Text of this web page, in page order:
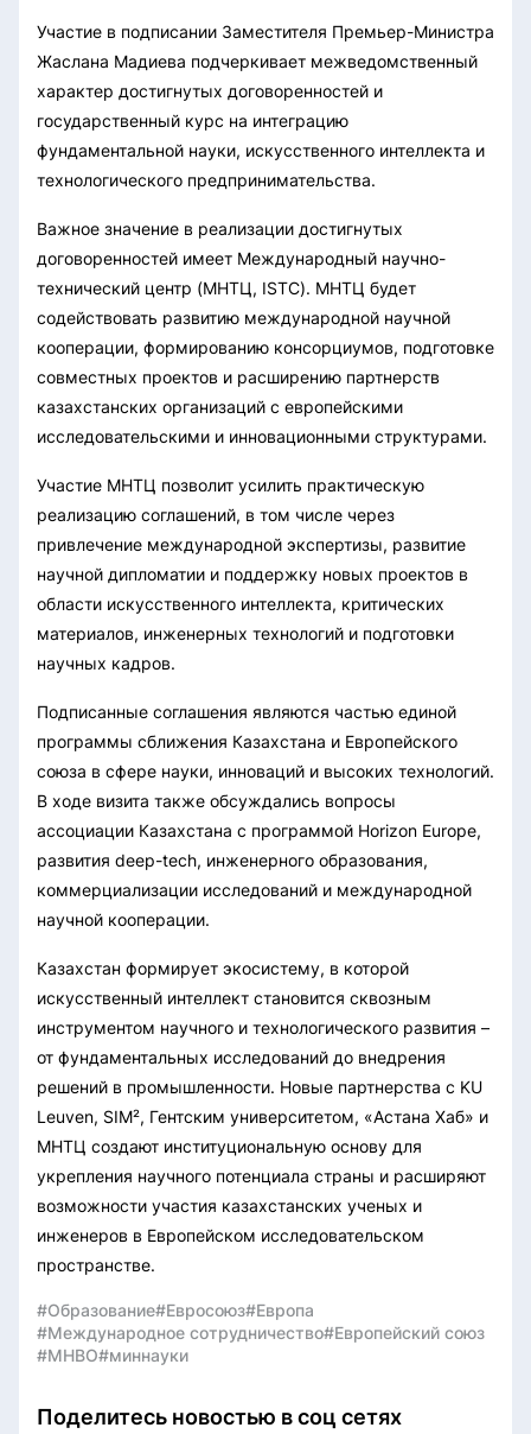
Участие в подписании Заместителя Премьер-Министра
Жаслана Мадиева подчеркивает межведомственный
характер достигнутых договоренностей и
государственный курс на интеграцию
фундаментальной науки, искусственного интеллекта и
технологического предпринимательства.
Важное значение в реализации достигнутых
договоренностей имеет Международный научно-
технический центр (МНТЦ, ISTC). МНТЦ будет
содействовать развитию международной научной
кооперации, формированию консорциумов, подготовке
совместных проектов и расширению партнерств
казахстанских организаций с европейскими
исследовательскими и инновационными структурами.
Участие МНТЦ позволит усилить практическую
реализацию соглашений, в том числе через
привлечение международной экспертизы, развитие
научной дипломатии и поддержку новых проектов в
области искусственного интеллекта, критических
материалов, инженерных технологий и подготовки
научных кадров.
Подписанные соглашения являются частью единой
программы сближения Казахстана и Европейского
союза в сфере науки, инноваций и высоких технологий.
В ходе визита также обсуждались вопросы
ассоциации Казахстана с программой Horizon Europe,
развития deep-tech, инженерного образования,
коммерциализации исследований и международной
научной кооперации.
Казахстан формирует экосистему, в которой
искусственный интеллект становится сквозным
инструментом научного и технологического развития –
от фундаментальных исследований до внедрения
решений в промышленности. Новые партнерства с KU
Leuven, SIM², Гентским университетом, «Астана Хаб» и
МНТЦ создают институциональную основу для
укрепления научного потенциала страны и расширяют
возможности участия казахстанских ученых и
инженеров в Европейском исследовательском
пространстве.
#Образование#Евросоюз#Европа
#Международное сотрудничество#Европейский союз
#МНВО#миннауки
Поделитесь новостью в соц сетях